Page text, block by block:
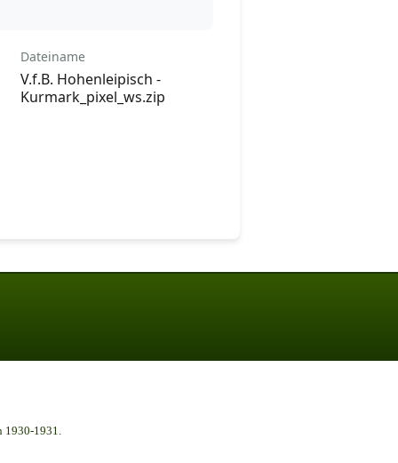
Dateiname
V.f.B. Hohenleipisch -
Kurmark_pixel_ws.zip
1930-1931.